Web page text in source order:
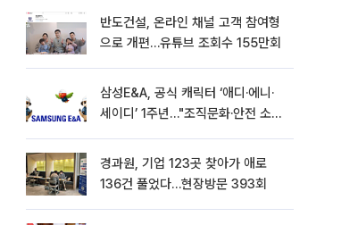
반도건설, 온라인 채널 고객 참여형
으로 개편…유튜브 조회수 155만회
삼성E&A, 공식 캐릭터 ‘애디·에니·
세이디’ 1주년…"조직문화·안전 소통
경과원, 기업 123곳 찾아가 애로
136건 풀었다…현장방문 393회